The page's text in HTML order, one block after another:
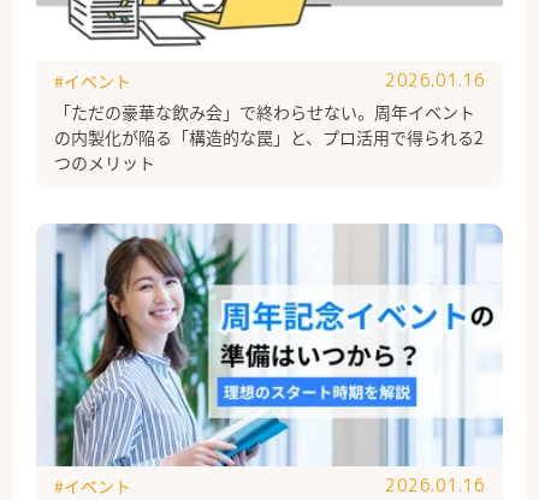
「ただの豪華な飲み会」で終わらせない。周年イベント
の内製化が陥る「構造的な罠」と、プロ活用で得られる2
つのメリット
#イベント 2026.01.16
#イベント 2026.01.16